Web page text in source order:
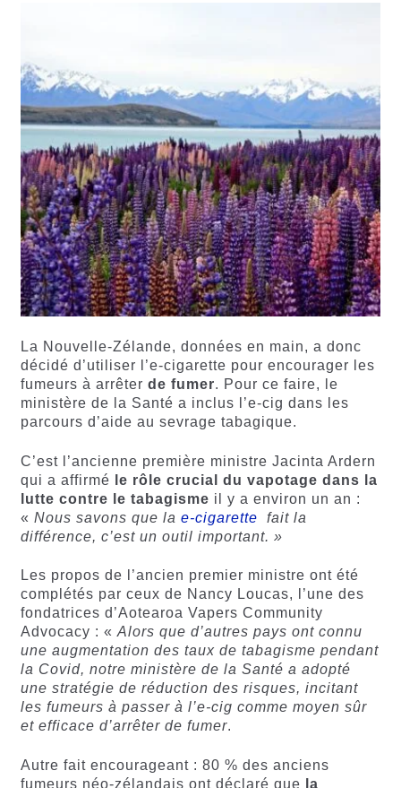
La Nouvelle-Zélande, données en main, a donc
décidé d’utiliser l’e-cigarette pour encourager les
fumeurs à arrêter de fumer. Pour ce faire, le
ministère de la Santé a inclus l’e-cig dans les
parcours d’aide au sevrage tabagique.
C’est l’ancienne première ministre Jacinta Ardern
qui a affirmé
le rôle crucial du vapotage dans la
lutte contre le tabagisme il y a environ un an :
« Nous savons que la e-cigarette fait la
différence, c’est un outil important. »
Les propos de l’ancien premier ministre ont été
complétés par ceux de Nancy Loucas, l’une des
fondatrices d’Aotearoa Vapers Community
Advocacy : «Alors que d’autres pays ont connu
une augmentation des taux de tabagisme pendant
la Covid, notre ministère de la Santé a adopté
une stratégie de réduction des risques, incitant
les fumeurs à passer à l’e-cig comme moyen sûr
et efficace d’arrêter de fumer.
Autre fait encourageant : 80 % des anciens
fumeurs néo-zélandais ont déclaré que
la